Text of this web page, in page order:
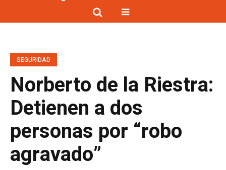
SEGURIDAD
Norberto de la Riestra:
Detienen a dos
personas por “robo
agravado”